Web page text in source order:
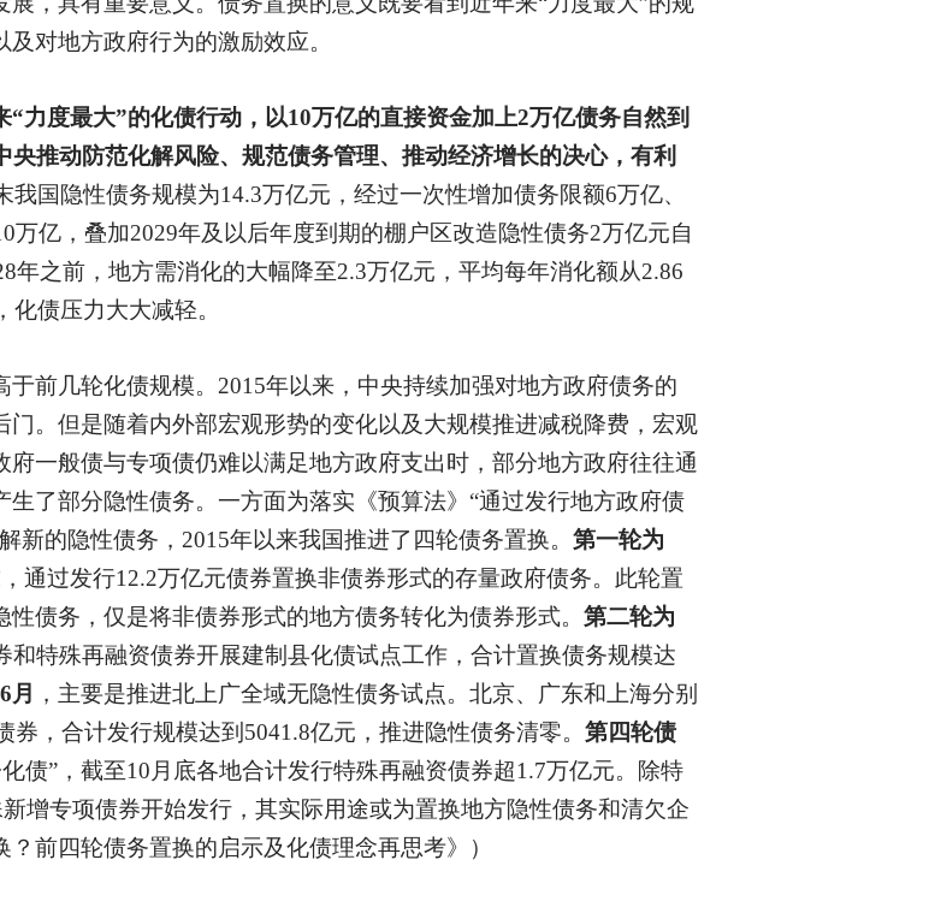
对地方政府行为的激励效应。
“力度最大”的化债行动，以10万亿的直接资金加上2万亿债务自然到
推动防范化解风险、规范债务管理、推动经济增长的决心，有利
我国隐性债务规模为14.3万亿元，经过一次性增加债务限额6万亿、
万亿，叠加2029年及以后年度到期的棚户区改造隐性债务2万亿元自
年之前，地方需消化的大幅降至2.3万亿元，平均每年消化额从2.86
债压力大大减轻。
前几轮化债规模。 2015年以来，中央持续加强对地方政府债务的
。但是随着内外部宏观形势的变化以及大规模推进减税降费，宏观
一般债与专项债仍难以满足地方政府支出时，部分地方政府往往通
了部分隐性债务。一方面为落实《预算法》“通过发行地方政府债
新的隐性债务，2015年以来我国推进了四轮债务置换。 第一轮为
通过发行12.2万亿元债券置换非债券形式的存量政府债务。此轮置
债务，仅是将非债券形式的地方债务转化为债券形式。 第二轮为
和特殊再融资债券开展建制县化债试点工作，合计置换债务规模达
月
，主要是推进北上广全域无隐性债务试点。北京、广东和上海分别
券，合计发行规模达到5041.8亿元，推进隐性债务清零。 第四轮债
债”，截至10月底各地合计发行特殊再融资债券超1.7万亿元。除特
增专项债券开始发行，其实际用途或为置换地方隐性债务和清欠企
前四轮债务置换的启示及化债理念再思考》）